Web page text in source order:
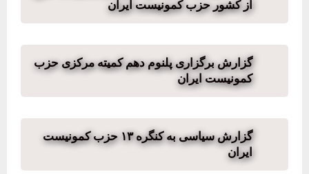
از کشور حزب کمونیست ایران
گزارش برگزاری پلنوم دهم کمیته مرکزی حزب
کمونیست ایران
گزارش سیاسی به کنگره ۱۳ حزب کمونیست
ایران